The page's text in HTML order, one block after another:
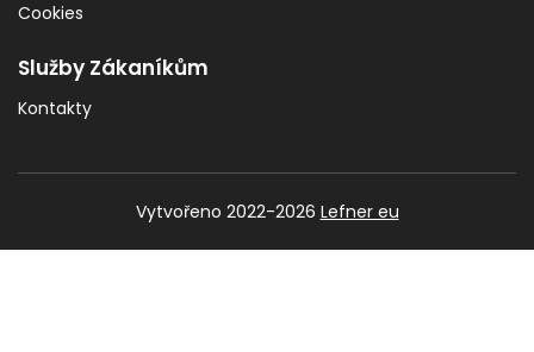
Cookies
Služby Zákaníkům
Kontakty
Vytvořeno 2022-2026 Lefner eu